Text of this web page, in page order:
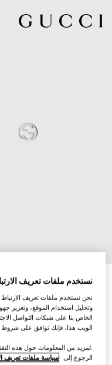
1
/
4
قيراطاً
€ 1.040
تنويعاتذهب أبيض عيار 18 قيراطاً
نستخدم ملفات تعريف
نحن نستخدم ملفات تعريف الارتباط
وتحليل استخدام الموقع، وتعزيز
الخاص بنا على شبكات التواصل
الويب هذا، فإنك توافق على شروط
.لمزيد من المعلومات حول هذه
الرجوع إلى سياسة ملفات تعريف